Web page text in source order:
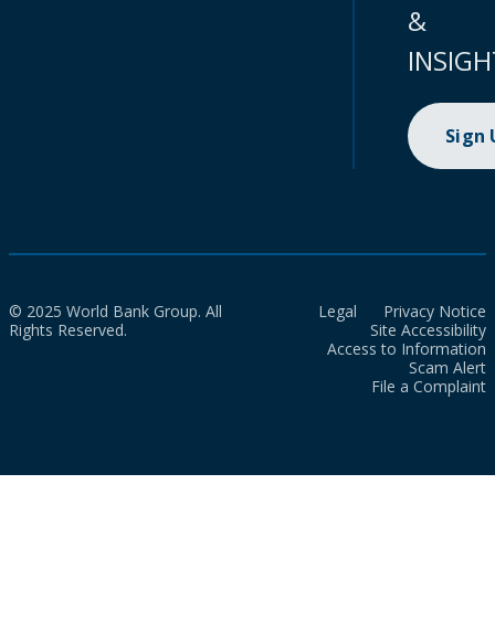
&
Sign
© 2025 World Bank Group. All
Rights Reserved.
Legal
Privacy Notice
Site Accessibility
Access to Information
Scam Alert
File a Complaint